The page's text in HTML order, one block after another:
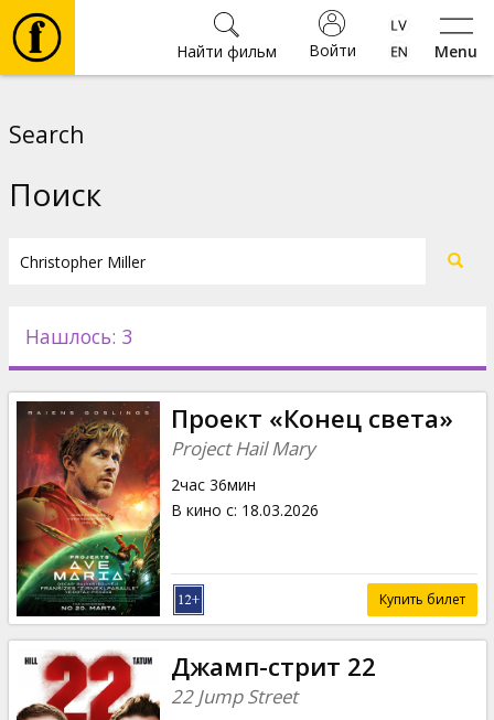
Menu
Войти
Найти фильм
Новости
Подарки
Кинозакуски
B2B
Клуб
Search
Поиск
Нашлось: 3
Проект «Конец света»
Project Hail Mary
2час 36мин
В кино с: 18.03.2026
Купить билет
Джамп-стрит 22
22 Jump Street